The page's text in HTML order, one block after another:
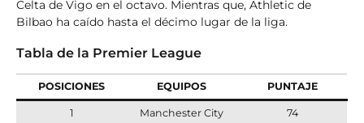
Celta de Vigo en el octavo. Mientras que, Athletic de
Bilbao ha caído hasta el décimo lugar de la liga.
Tabla de la Premier League
POSICIONES EQUIPOS PUNTAJE
1 Manchester City 74